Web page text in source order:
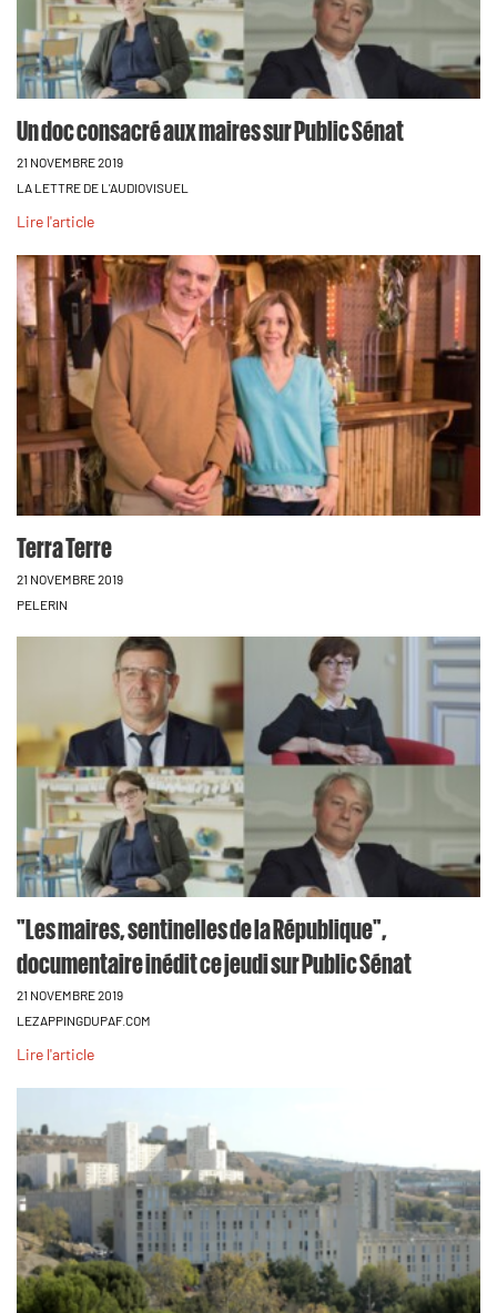
Un doc consacré aux maires sur Public Sénat
21 NOVEMBRE 2019
LA LETTRE DE L'AUDIOVISUEL
Lire l'article
Terra Terre
21 NOVEMBRE 2019
PELERIN
"Les maires, sentinelles de la République",
documentaire inédit ce jeudi sur Public Sénat
21 NOVEMBRE 2019
LEZAPPINGDUPAF.COM
Lire l'article